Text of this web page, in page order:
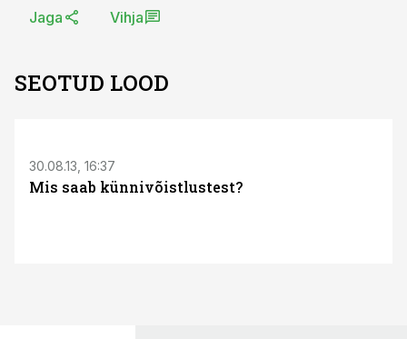
Jaga Vihja
SEOTUD LOOD
30.08.13, 16:37
Mis saab künnivõistlustest?